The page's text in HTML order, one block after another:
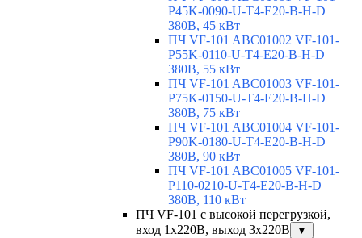
P45K-0090-U-T4-E20-B-H-D
380В, 45 кВт
ПЧ VF-101 ABC01002 VF-101-
P55K-0110-U-T4-E20-B-H-D
380В, 55 кВт
ПЧ VF-101 ABC01003 VF-101-
P75K-0150-U-T4-E20-B-H-D
380В, 75 кВт
ПЧ VF-101 ABC01004 VF-101-
P90K-0180-U-T4-E20-B-H-D
380В, 90 кВт
ПЧ VF-101 ABC01005 VF-101-
P110-0210-U-T4-E20-B-H-D
380В, 110 кВт
ПЧ VF-101 с высокой перегрузкой,
вход 1х220В, выход 3х220В
▼